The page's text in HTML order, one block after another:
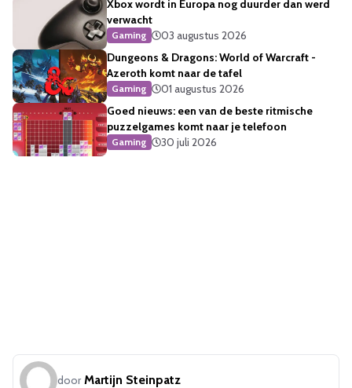
Xbox wordt in Europa nog duurder dan werd
verwacht
Gaming
03 augustus 2026
Dungeons & Dragons: World of Warcraft -
Azeroth komt naar de tafel
Gaming
01 augustus 2026
Goed nieuws: een van de beste ritmische
puzzelgames komt naar je telefoon
Gaming 30 juli 2026
door Martijn Steinpatz